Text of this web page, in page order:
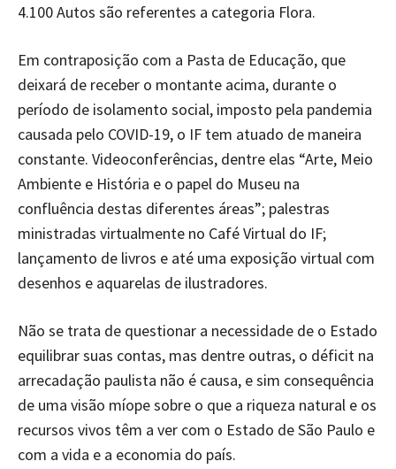
4.100 Autos são referentes a categoria Flora.
Em contraposição com a Pasta de Educação, que
deixará de receber o montante acima, durante o
período de isolamento social, imposto pela pandemia
causada pelo COVID-19, o IF tem atuado de maneira
constante. Videoconferências, dentre elas “Arte, Meio
Ambiente e História e o papel do Museu na
confluência destas diferentes áreas”; palestras
ministradas virtualmente no Café Virtual do IF;
lançamento de livros e até uma exposição virtual com
desenhos e aquarelas de ilustradores.
Não se trata de questionar a necessidade de o Estado
equilibrar suas contas, mas dentre outras, o déficit na
arrecadação paulista não é causa, e sim consequência
de uma visão míope sobre o que a riqueza natural e os
recursos vivos têm a ver com o Estado de São Paulo e
com a vida e a economia do país.